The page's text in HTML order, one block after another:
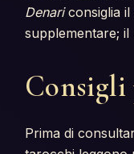
Denariconsiglia il
supplementare; il
Consigli
Prima di